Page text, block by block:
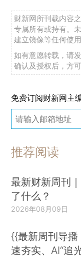
财新网所刊载内容
专属所有或持有。
建立镜像等任何使用
如有意愿转载，请
确认及授权后，方可
免费订阅财新网主
推荐阅读
最新财新周刊
了什么？
2026年08月09日
{{最新周刊导
速夯实、AI“追